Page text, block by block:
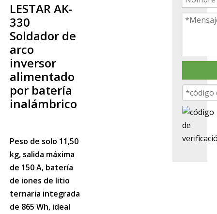
LESTAR AK-
330
Soldador de
arco
inversor
alimentado
por batería
inalámbrico
Peso de solo 11,50
kg, salida máxima
de 150 A, batería
de iones de litio
ternaria integrada
de 865 Wh, ideal